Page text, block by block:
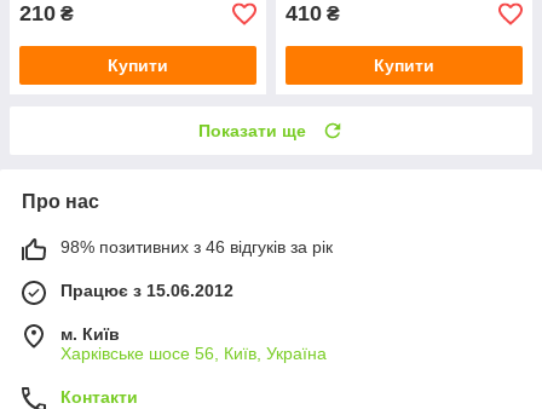
210 ₴
Купити
410 ₴
Купити
Показати ще
Про нас
98% позитивних з 46 відгуків за рік
Працює з 15.06.2012
м. Київ
Харківське шосе 56, Київ, Україна
Контакти